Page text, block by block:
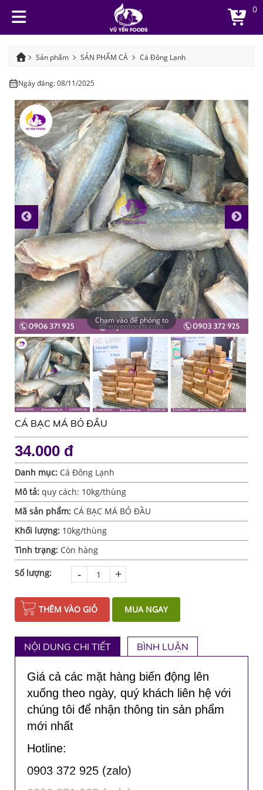
0
Sản phẩm SẢN PHẨM CÁ
Cá Đông Lạnh
Ngày đăng: 08/11/2025
Chạm vào để phóng to
Chạm vào để phóng to
Chạm vào để phóng to
Chạm vào để phóng to
Chạm vào để phóng to
Chạm vào để phóng to
Chạm vào để phóng to
Chạm vào để phóng to
Chạm vào để phóng to
Chạm vào để phóng to
Chạm vào để phóng to
CÁ BẠC MÁ BỎ ĐẦU
34.000 đ
Danh mục: Cá Đông Lạnh
Mô tả: quy cách: 10kg/thùng
Mã sản phẩm: CÁ BẠC MÁ BỎ ĐẦU
Khối lượng: 10kg/thùng
Tình trạng: Còn hàng
Số lượng: - +
THÊM VÀO GIỎ MUA NGAY
NỘI DUNG CHI TIẾT BÌNH LUẬN
Giá cả các mặt hàng biến động lên
xuống theo ngày, quý khách liên hệ với
chúng tôi để nhận thông tin sản phẩm
mới nhất
Hotline:
0903 372 925 (zalo)